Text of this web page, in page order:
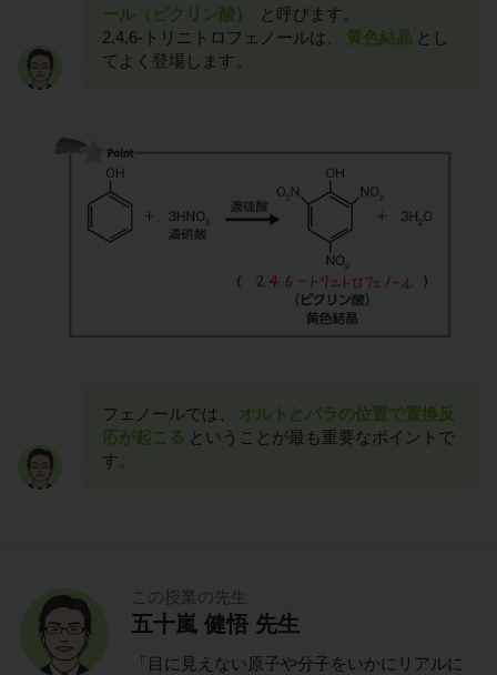
ール（ピクリン酸）
と呼びます。
2,4,6-トリニトロフェノールは、
黄色結晶 とし
てよく登場します。
フェノールでは、
オルトとパラの位置で置換反
応が起こる ということが最も重要なポイントで
す。
この授業の先生
五十嵐 健悟 先生
「目に見えない原子や分子をいかにリアルに